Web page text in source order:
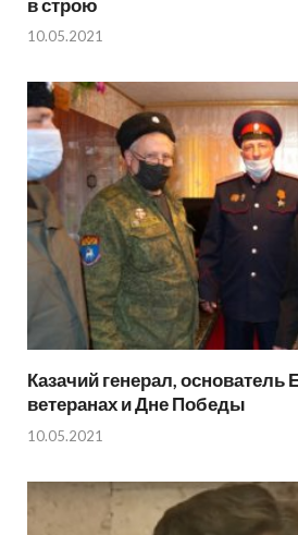
в строю
10.05.2021
Казачий генерал, основатель
ветеранах и Дне Победы
10.05.2021